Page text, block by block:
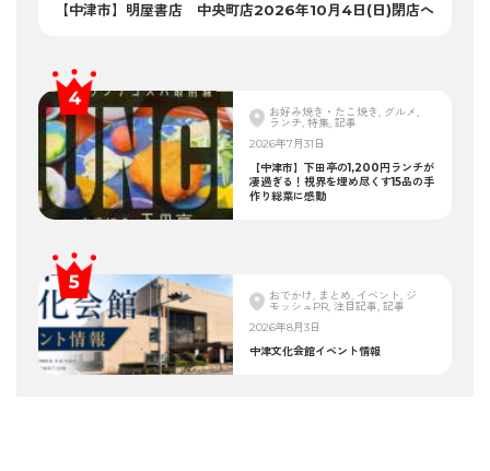
【中津市】明屋書店 中央町店2026年10月4日(日)閉店へ
お好み焼き・たこ焼き, グルメ,
ランチ, 特集, 記事
2026年7月31日
【中津市】下田亭の1,200円ランチが
凄過ぎる！視界を埋め尽くす15品の手
作り総菜に感動
おでかけ, まとめ, イベント, ジ
モッシュPR, 注目記事, 記事
2026年8月3日
中津文化会館イベント情報